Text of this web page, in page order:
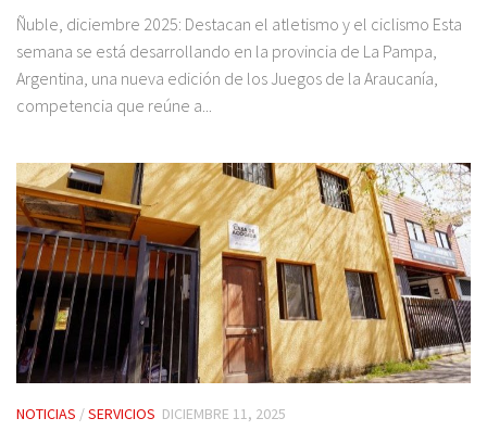
Ñuble, diciembre 2025: Destacan el atletismo y el ciclismo Esta
semana se está desarrollando en la provincia de La Pampa,
Argentina, una nueva edición de los Juegos de la Araucanía,
competencia que reúne a...
NOTICIAS /SERVICIOS DICIEMBRE 11, 2025